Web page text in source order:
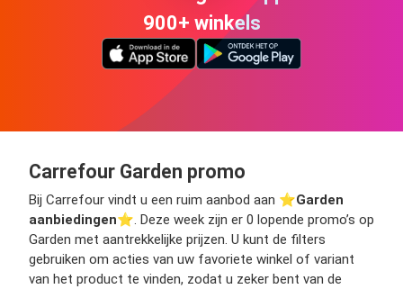
900+ winkels
Carrefour Garden promo
Bij Carrefour vindt u een ruim aanbod aan ⭐️Garden
aanbiedingen⭐️. Deze week zijn er 0 lopende promo’s op
Garden met aantrekkelijke prijzen. U kunt de filters
gebruiken om acties van uw favoriete winkel of variant
van het product te vinden, zodat u zeker bent van de